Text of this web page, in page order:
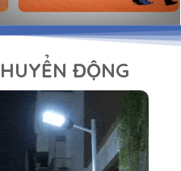
ĐỘNG